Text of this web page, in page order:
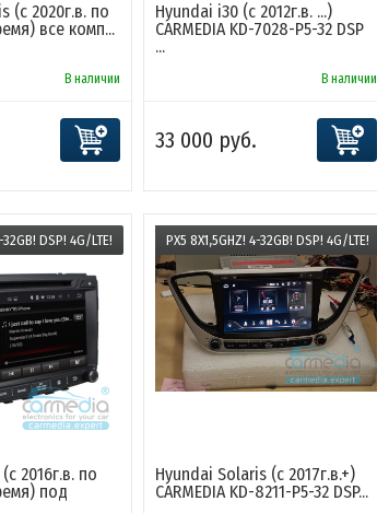
(с 2020г.в. по
все комп...
В наличии
Hyundai i30 (с 2012г.в. ...)
CARMEDIA KD-7028-P5-32 DSP
...
В наличии
33 000 руб.
DSP! 4G/LTE!
2016г.в. по
под
PX5 8X1,5GHZ! 4-32GB! DSP! 4G/LTE!
Hyundai Solaris (с 2017г.в.+)
CARMEDIA KD-8211-P5-32 DSP...